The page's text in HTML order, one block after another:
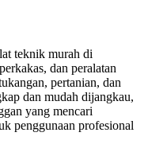
teknik murah di
dan peralatan
pertanian, dan
dan mudah dijangkau,
yang mencari
penggunaan profesional